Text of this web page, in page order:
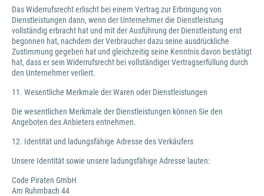
Das Widerrufsrecht erlischt bei einem Vertrag zur Erbringung von
Dienstleistungen dann, wenn der Unternehmer die Dienstleistung
vollständig erbracht hat und mit der Ausführung der Dienstleistung erst
begonnen hat, nachdem der Verbraucher dazu seine ausdrückliche
Zustimmung gegeben hat und gleichzeitig seine Kenntnis davon bestätigt
hat, dass er sein Widerrufsrecht bei vollständiger Vertragserfüllung durch
den Unternehmer verliert.
11. Wesentliche Merkmale der Waren oder Dienstleistungen
Die wesentlichen Merkmale der Dienstleistungen können Sie den
Angeboten des Anbieters entnehmen.
12. Identität und ladungsfähige Adresse des Verkäufers
Unsere Identität sowie unsere ladungsfähige Adresse lauten:
Code Piraten GmbH
Am Ruhmbach 44